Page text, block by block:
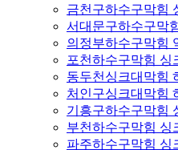
금천구하수구막힘
서대문구하수구막
의정부하수구막힘
포천하수구막힘 싱
동두천싱크대막힘
처인구싱크대막힘
기흥구하수구막힘
부천하수구막힘 싱
파주하수구막힘 싱